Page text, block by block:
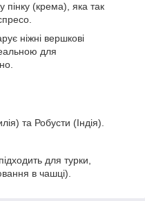
пінку (крема), яка так
ніжні вершкові
для
та Робусти (Індія).
для турки,
в чашці).